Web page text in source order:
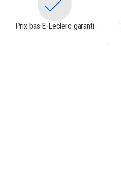
Prix bas E-Leclerc garanti